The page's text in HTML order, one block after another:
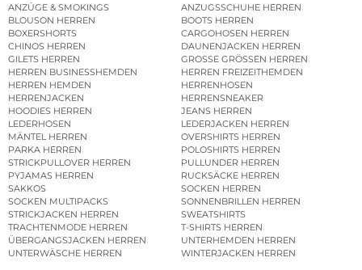
ANZÜGE & SMOKINGS
ANZUGSSCHUHE HERREN
BLOUSON HERREN
BOOTS HERREN
BOXERSHORTS
CARGOHOSEN HERREN
CHINOS HERREN
DAUNENJACKEN HERREN
GILETS HERREN
GROSSE GRÖSSEN HERREN
HERREN BUSINESSHEMDEN
HERREN FREIZEITHEMDEN
HERREN HEMDEN
HERRENHOSEN
HERRENJACKEN
HERRENSNEAKER
HOODIES HERREN
JEANS HERREN
LEDERHOSEN
LEDERJACKEN HERREN
MÄNTEL HERREN
OVERSHIRTS HERREN
PARKA HERREN
POLOSHIRTS HERREN
STRICKPULLOVER HERREN
PULLUNDER HERREN
PYJAMAS HERREN
RUCKSÄCKE HERREN
SAKKOS
SOCKEN HERREN
SOCKEN MULTIPACKS
SONNENBRILLEN HERREN
STRICKJACKEN HERREN
SWEATSHIRTS
TRACHTENMODE HERREN
T-SHIRTS HERREN
ÜBERGANGSJACKEN HERREN
UNTERHEMDEN HERREN
UNTERWÄSCHE HERREN
WINTERJACKEN HERREN